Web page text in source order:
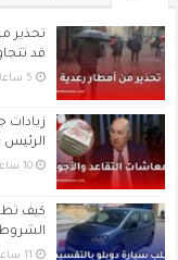
قد تتجاوز 15
زيادات
الرئيس
‏10 ساعات مضت
كيف
الشروط